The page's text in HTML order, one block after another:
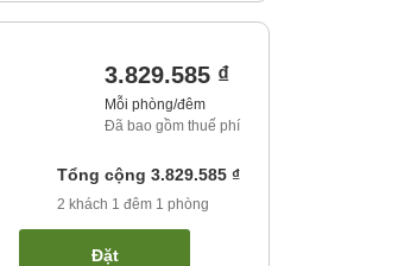
3.829.585 ₫
Mỗi phòng/đêm
Đã bao gồm thuế phí
Tổng cộng 3.829.585 ₫
2 khách 1 đêm 1 phòng
Đặt